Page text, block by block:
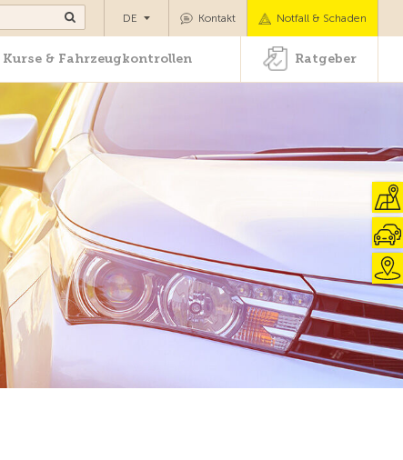
Kurse & Fahrzeugkontrollen Ratgeber
Kontakt Notfall & Schaden
DE
Kurse & Fahrzeugkontrollen Ratgeber